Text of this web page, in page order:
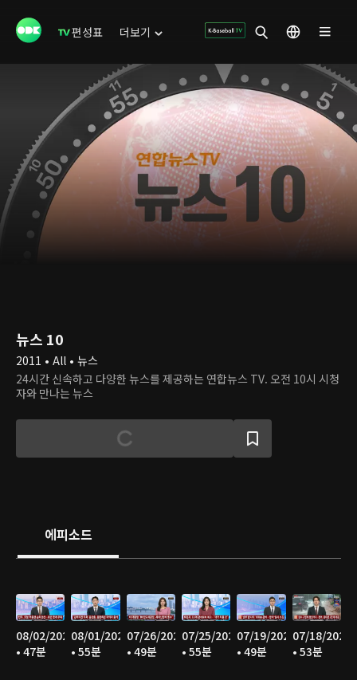
편성표 더보기
뉴스 10
2011 • All • 뉴스
24시간 신속하고 다양한 뉴스를 제공하는 연합뉴스 TV. 오전 10시 시청
자와 만나는 뉴스
에피소드
08/02/2026
• 47분
08/01/2026
• 55분
07/26/2026
• 49분
07/25/2026
• 55분
07/19/2026
• 49분
07/18/2026
• 53분